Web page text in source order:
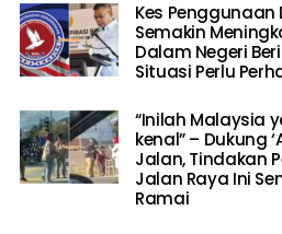
Kes Penggunaan
Semakin
Dalam Negeri
Situasi Perlu
“Inilah Malaysia
kenal” – Dukung
Jalan, Tindakan
Jalan Raya Ini
Ramai